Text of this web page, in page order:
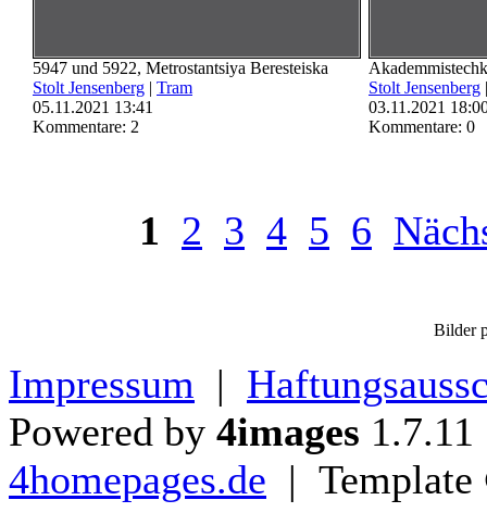
5947 und 5922, Metrostantsiya Beresteiska
Stolt Jensenberg | Tram
05.11.2021 13:41
Kommentare: 2
Stolt Jensenberg
03.11.2021
Kommentare: 0
1 2 3 4 5 6
Bilder
Impressum |
Powered by 4images
4homepages.de |